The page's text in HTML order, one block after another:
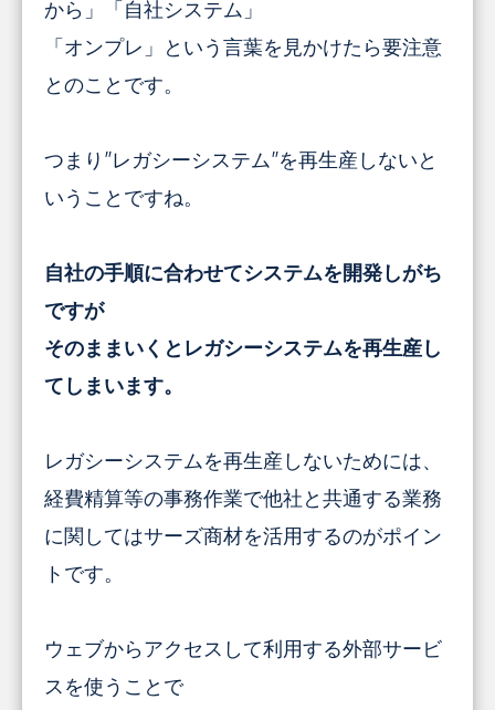
から」「自社システム」
「オンプレ」という言葉を見かけたら要注意
とのことです。
つまり”レガシーシステム”を再生産しないと
いうことですね。
自社の手順に合わせてシステムを開発しがち
ですが
そのままいくとレガシーシステムを再生産し
てしまいます。
レガシーシステムを再生産しないためには、
経費精算等の事務作業で他社と共通する業務
に関してはサーズ商材を活用するのがポイン
トです。
ウェブからアクセスして利用する外部サービ
スを使うことで